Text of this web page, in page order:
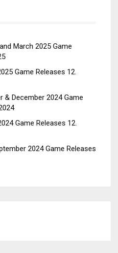
March 2025 Game
Game Releases 12.
& December 2024 Game
Game Releases 12.
2024 Game Releases